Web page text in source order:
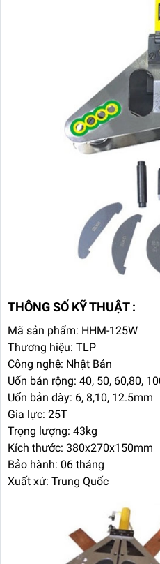
THÔNG SỐ KỸ THUẬT :
Mã sản phẩm: HHM-125W
Thương hiệu: TLP
Công nghệ: Nhật Bản
Uốn bản rộng: 40, 50, 60,80,
Uốn bản dày: 6, 8,10, 12.5mm
Gia lực: 25T
Trọng lượng: 43kg
Kích thước: 380x270x150mm
Bảo hành: 06 tháng
Xuất xứ: Trung Quốc